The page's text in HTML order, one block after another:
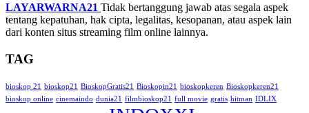
LAYARWARNA21 Tidak bertanggung jawab atas segala aspek
tentang kepatuhan, hak cipta, legalitas, kesopanan, atau aspek lain
dari konten situs streaming film online lainnya.
TAG
bioskop 21 bioskop21 BioskopGratis21 Bioskopin21 bioskopkeren Bioskopkeren21
bioskop online cinemaindo dunia21 filmbioskop21 full movie gratis hitman IDLIX